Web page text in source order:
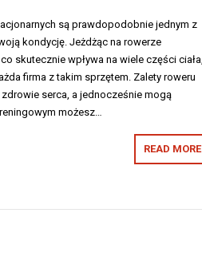
są prawdopodobnie jednym z
kondycję. Jeżdżąc na rowerze
skutecznie wpływa na wiele części ciała,
firma z takim sprzętem. Zalety roweru
serca, a jednocześnie mogą
możesz…
READ MORE